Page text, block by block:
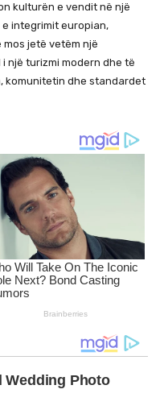
kulturën e vendit në një
integrimit europian,
mos jetë vetëm një
një turizmi modern dhe të
komunitetin dhe standardet